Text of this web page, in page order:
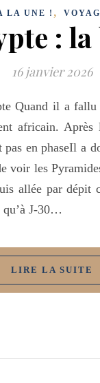
LA UNE ! ,
:
16 janvier 2026
Quand il a fallu
africain. Après
en phaseIl a
voir les
allée par dépit
qu’à J-30…
LIRE LA SUITE